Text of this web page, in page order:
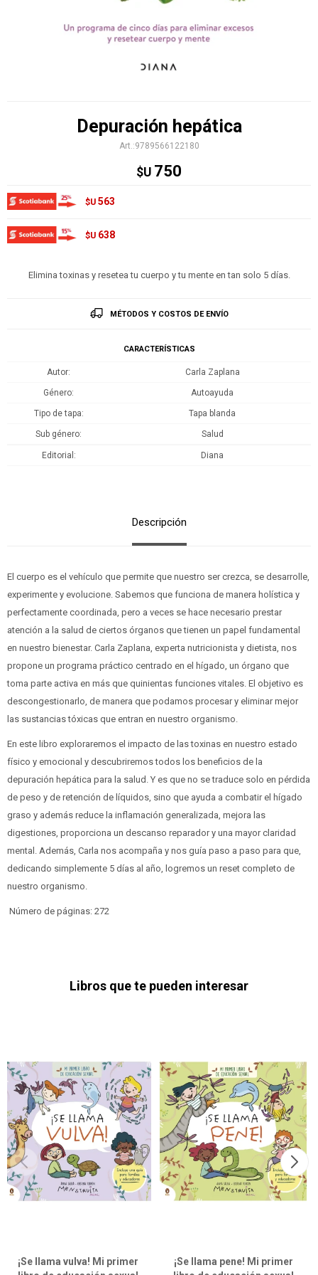
Depuración hepática
9789566122180
$U 750
$U 563
$U 638
Elimina toxinas y resetea tu cuerpo y tu mente en tan solo 5 días.
MÉTODOS Y COSTOS DE ENVÍO
CARACTERÍSTICAS
Autor Carla Zaplana
Género Autoayuda
Tipo de tapa Tapa blanda
Sub género Salud
Editorial Diana
Descripción
El cuerpo es el vehículo que permite que nuestro ser crezca, se desarrolle,
experimente y evolucione. Sabemos que funciona de manera holística y
perfectamente coordinada, pero a veces se hace necesario prestar
atención a la salud de ciertos órganos que tienen un papel fundamental
en nuestro bienestar. Carla Zaplana, experta nutricionista y dietista, nos
propone un programa práctico centrado en el hígado, un órgano que
toma parte activa en más que quinientas funciones vitales. El objetivo es
descongestionarlo, de manera que podamos procesar y eliminar mejor
las sustancias tóxicas que entran en nuestro organismo.
En este libro exploraremos el impacto de las toxinas en nuestro estado
físico y emocional y descubriremos todos los beneficios de la
depuración hepática para la salud. Y es que no se traduce solo en pérdida
de peso y de retención de líquidos, sino que ayuda a combatir el hígado
graso y además reduce la inflamación generalizada, mejora las
digestiones, proporciona un descanso reparador y una mayor claridad
mental. Además, Carla nos acompaña y nos guía paso a paso para que,
dedicando simplemente 5 días al año, logremos un reset completo de
nuestro organismo.
Número de páginas: 272
Libros que te pueden interesar
¡Se llama vulva! Mi primer
¡Se llama pene! Mi primer